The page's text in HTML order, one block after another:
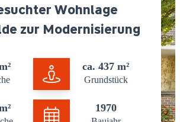
Wohnlage
zur Modernisierung
ca. 437 m²
Grundstück
1970